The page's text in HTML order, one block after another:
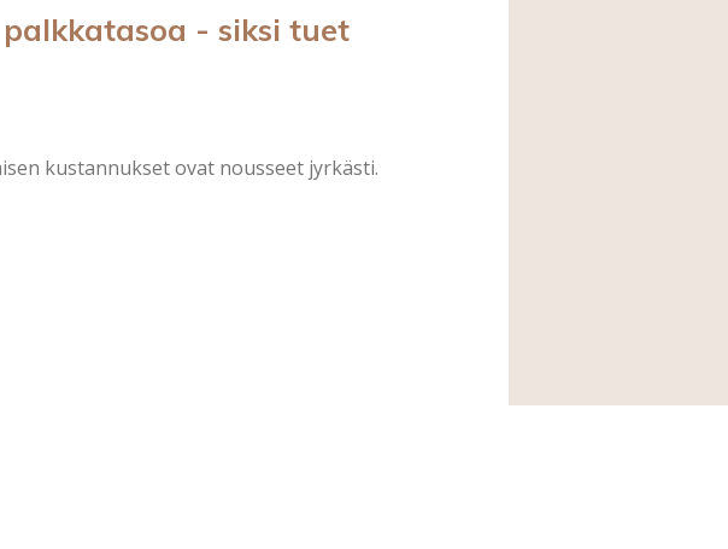
- siksi tuet
kustannukset ovat nousseet jyrkästi.